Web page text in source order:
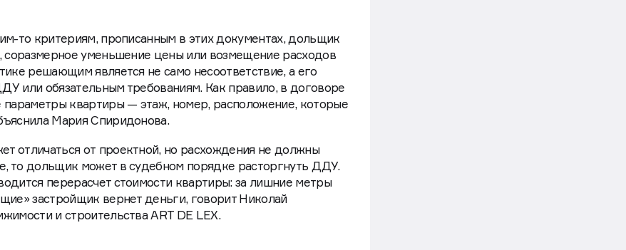
то критериям, прописанным в этих документах, дольщик
соразмерное уменьшение цены или возмещение расходов
решающим является не само несоответствие, а его
или обязательным требованиям. Как правило, в договоре
квартиры — этаж, номер, расположение, которые
Мария Спиридонова.
отличаться от проектной, но расхождения не должны
то дольщик может в судебном порядке расторгнуть ДДУ.
перерасчет стоимости квартиры: за лишние метры
застройщик вернет деньги, говорит Николай
и строительства ART DE LEX.